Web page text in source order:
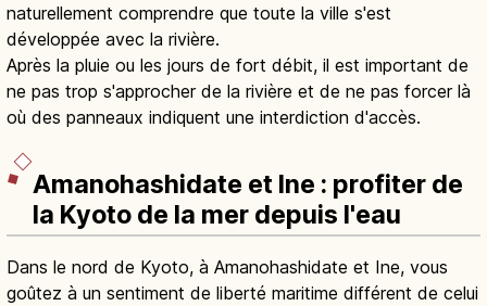
naturellement comprendre que toute la ville s'est
développée avec la rivière.
Après la pluie ou les jours de fort débit, il est important de
ne pas trop s'approcher de la rivière et de ne pas forcer là
où des panneaux indiquent une interdiction d'accès.
Amanohashidate et Ine : profiter de
la Kyoto de la mer depuis l'eau
Dans le nord de Kyoto, à Amanohashidate et Ine, vous
goûtez à un sentiment de liberté maritime différent de celui